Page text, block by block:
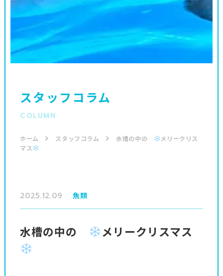
スタッフコラム
COLUMN
ホーム スタッフコラム 水槽の中の
メリークリス
マス
2025.12.09 魚類
水槽の中の メリークリスマス